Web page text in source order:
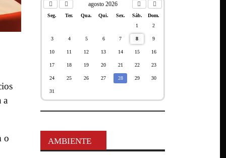
a
o
agosto 2026
Seg. Ter. Qua. Qui. Sex. Sáb.
Dom.
1
2
3 4 5 6 7 8 9
10 11 12 13 14 15 16
17 18 19 20 21 22 23
24 25 26 27 28 29 30
31
AMBIENTE